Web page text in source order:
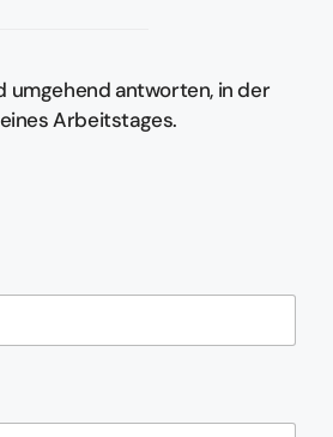
umgehend antworten, in der
Arbeitstages.